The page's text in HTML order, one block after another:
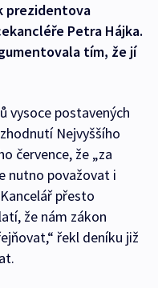
prezidentova
Petra Hájka.
tím, že jí
vysoce postavených
Nejvyššího
července, že „za
nutno považovat i
přesto
že nám zákon
řekl deníku již